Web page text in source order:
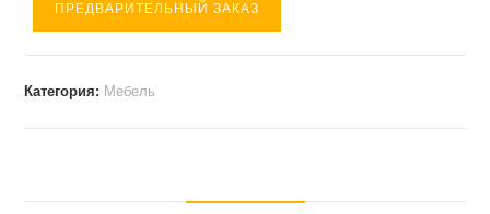
ПРЕДВАРИТЕЛЬНЫЙ ЗАКАЗ
Категория: Мебель